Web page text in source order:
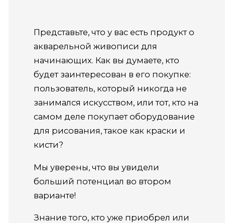
Представьте, что у вас есть продукт о
акварельной живописи для
начинающих. Как вы думаете, кто
будет заинтересован в его покупке:
пользователь, который никогда не
занимался искусством, или тот, кто на
самом деле покупает оборудование
для рисования, такое как краски и
кисти?
Мы уверены, что вы увидели
больший потенциал во втором
варианте!
Знание того, кто уже приобрел или